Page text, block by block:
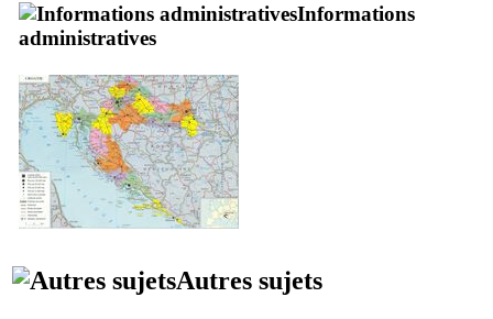
Informations
administratives
Autres sujets